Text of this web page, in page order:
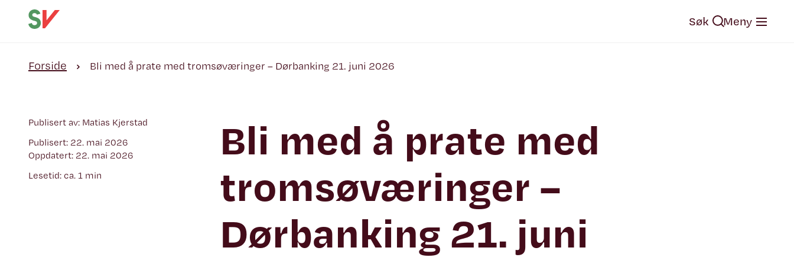
Søk Meny
Forside Bli med å prate med tromsøværinger – Dørbanking 21. juni 2026
Publisert av: Matias Kjerstad
Publisert: 22. mai 2026
Oppdatert: 22. mai 2026
Lesetid: ca. 1 min
Bli med å prate med
tromsøværinger –
Dørbanking 21. juni